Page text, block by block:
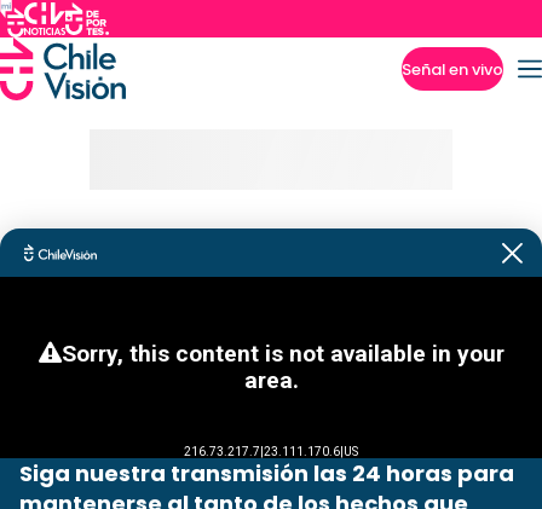
Señal en vivo
Siga nuestra transmisión las 24 horas para